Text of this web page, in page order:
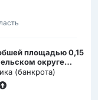
площадью 0,15
округе
(банкрота)